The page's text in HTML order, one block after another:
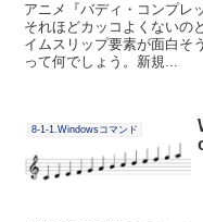
アニメ『バディ・コンプレ
それほどカッコよくないの
イムスリップ要素が面白そ
って何でしょう。新規...
8-1-1.Windowsコマンド